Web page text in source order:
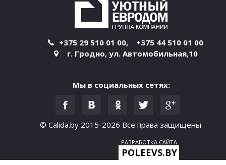
+375 29 510 01 00, +375 44 510 01 00
г. Гродно, ул. Автомобильная,10
Мы в социальных сетях:
© Calida.by 2015-2026 Все права защищены.
РАЗРАБОТКА САЙТА
POLEEVS.BY